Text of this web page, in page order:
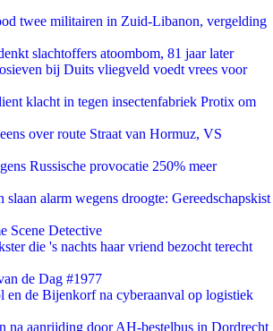
twee militairen in Zuid-Libanon, vergelding
slachtoffers atoombom, 81 jaar later
bij Duits vliegveld voedt vrees voor
klacht in tegen insectenfabriek Protix om
over route Straat van Hormuz, VS
Russische provocatie 250% meer
slaan alarm wegens droogte: Gereedschapskist
Scene Detective
die 's nachts haar vriend bezocht terecht
de Dag #1977
en de Bijenkorf na cyberaanval op logistiek
na aanrijding door AH-bestelbus in Dordrecht